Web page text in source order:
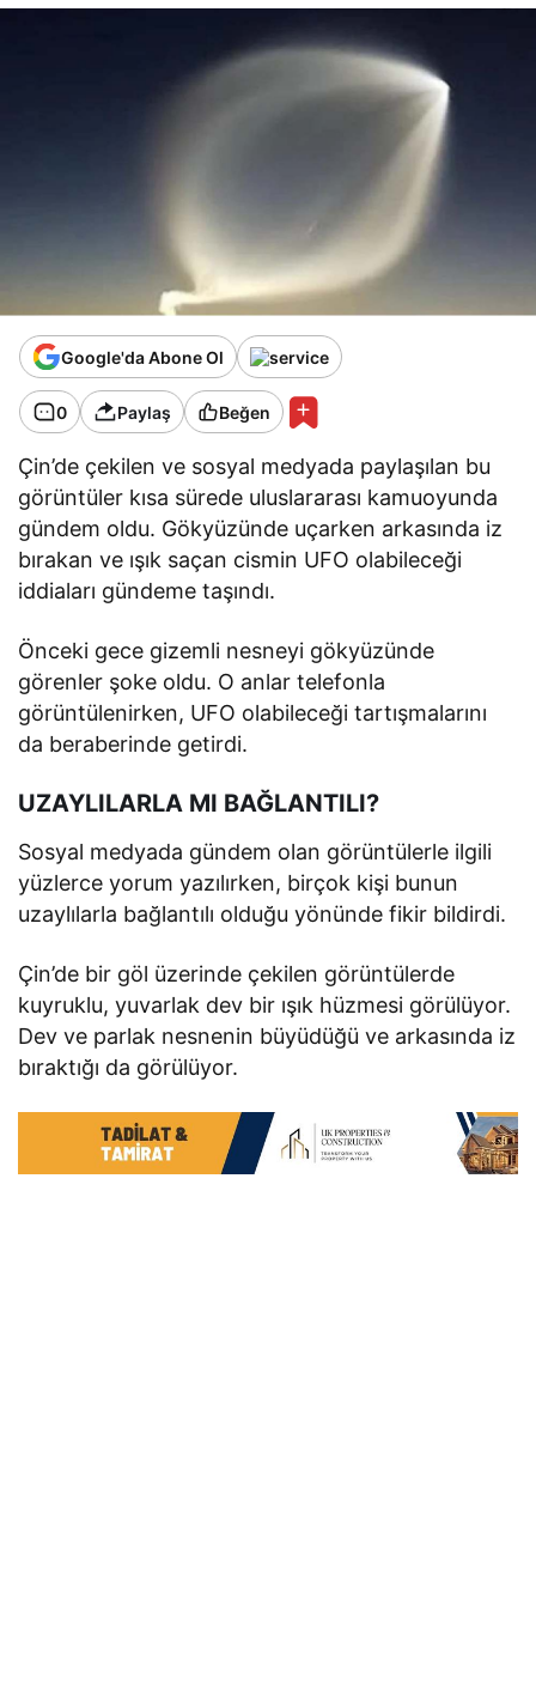
Google'da Abone Ol
0 Paylaş Beğen
Çin’de çekilen ve sosyal medyada paylaşılan bu
görüntüler kısa sürede uluslararası kamuoyunda
gündem oldu. Gökyüzünde uçarken arkasında iz
bırakan ve ışık saçan cismin UFO olabileceği
iddiaları gündeme taşındı.
Önceki gece gizemli nesneyi gökyüzünde
görenler şoke oldu. O anlar telefonla
görüntülenirken, UFO olabileceği tartışmalarını
da beraberinde getirdi.
UZAYLILARLA MI BAĞLANTILI?
Sosyal medyada gündem olan görüntülerle ilgili
yüzlerce yorum yazılırken, birçok kişi bunun
uzaylılarla bağlantılı olduğu yönünde fikir bildirdi.
Çin’de bir göl üzerinde çekilen görüntülerde
kuyruklu, yuvarlak dev bir ışık hüzmesi görülüyor.
Dev ve parlak nesnenin büyüdüğü ve arkasında iz
bıraktığı da görülüyor.